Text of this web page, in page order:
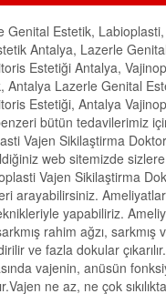
Genital Estetik,
Antalya, Lazerle
Estetiği Antalya,
Antalya Lazerle Genital
Estetiği, Antalya
bütün tedavilerimiz
Vajen Sikilaştirma
web sitemizde
Vajen Sikilaştirma
arayabilirsiniz.
yapabiliriz.
rahim ağzı,
ve fazla dokular
vajenin, anüsün
ne az, ne çok